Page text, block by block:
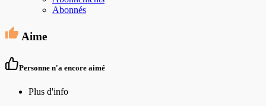
Abonnés
Aime
Personne n'a encore aimé
Plus d'info